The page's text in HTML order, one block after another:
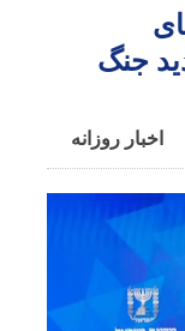
جنگ
اخبار روزانه